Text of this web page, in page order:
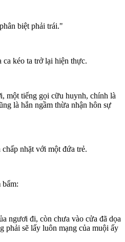
biệt phải trái."
kéo ta trở lại hiện thực.
một tiếng gọi cữu huynh, chính là
là hắn ngầm thừa nhận hôn sự
nhặt với một đứa trẻ.
bẩm:
ngươi đi, còn chưa vào cửa đã dọa
phải sẽ lấy luôn mạng của muội ấy